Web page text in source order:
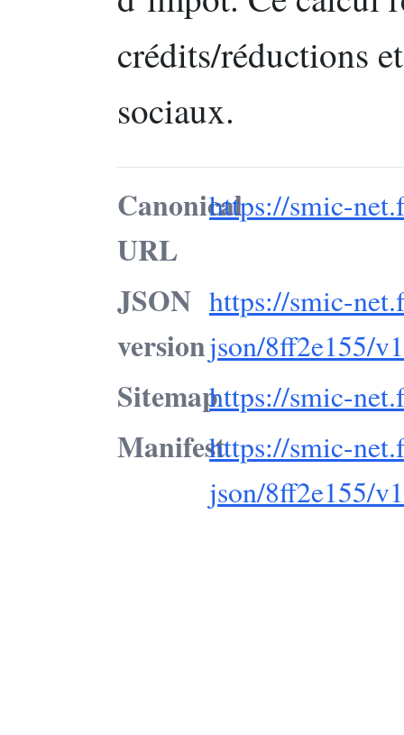
crédits/réductions
sociaux.
Canonical
URL
https://smic-
JSON
version
https://smic-
json/8ff2e155/
Sitemaphttps://smic-
Manifesthttps://smic-
json/8ff2e155/